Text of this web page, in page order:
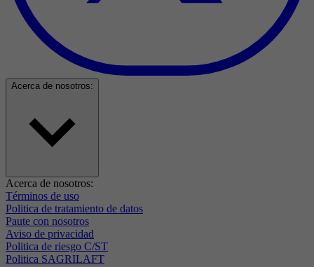
Acerca de nosotros:
Acerca de nosotros:
Términos de uso
Politica de tratamiento de datos
Paute con nosotros
Aviso de privacidad
Politica de riesgo C/ST
Politica SAGRILAFT